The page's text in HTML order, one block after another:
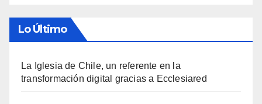
Lo Último
La Iglesia de Chile, un referente en la
transformación digital gracias a Ecclesiared